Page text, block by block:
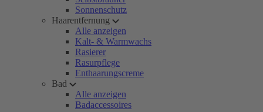
Sonnenschutz
Haarentfernung
Alle anzeigen
Kalt- & Warmwachs
Rasierer
Rasurpflege
Enthaarungscreme
Bad
Alle anzeigen
Badaccessoires